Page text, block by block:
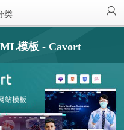
类
模板 - Cavort